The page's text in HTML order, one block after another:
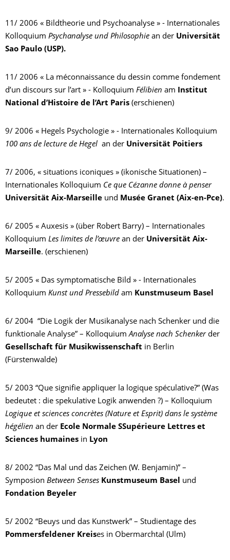
11/ 2006 « Bildtheorie und Psychoanalyse » - Internationales
Kolloquium Psychanalyse und Philosophie an der Universität
Sao Paulo (USP).
11/ 2006 « La méconnaissance du dessin comme fondement
d’un discours sur l’art » - Kolloquium Félibien am Institut
National d’Histoire de l’Art Paris (erschienen)
9/ 2006 « Hegels Psychologie » - Internationales Kolloquium
100 ans de lecture de Hegel an der Universität Poitiers
7/ 2006, « situations iconiques » (ikonische Situationen) –
Internationales Kolloquium Ce que Cézanne donne à penser
Universität Aix-Marseille und Musée Granet (Aix-en-Pce).
6/ 2005 « Auxesis » (über Robert Barry) – Internationales
Kolloquium Les limites de l’œuvre an der Universität Aix-
Marseille. (erschienen)
5/ 2005 « Das symptomatische Bild » - Internationales
Kolloquium Kunst und Pressebild am Kunstmuseum Basel
6/ 2004 “Die Logik der Musikanalyse nach Schenker und die
funktionale Analyse” – KolloquiumAnalyse nach Schenkerder
Gesellschaft für Musikwissenschaft in Berlin
(Fürstenwalde)
5/ 2003 “Que signifie appliquer la logique spéculative?” (Was
bedeutet : die spekulative Logik anwenden ?) – Kolloquium
Logique et sciences concrètes (Nature et Esprit) dans le système
hégélien an der Ecole Normale SSupérieure Lettres et
Sciences humaines in Lyon
8/ 2002 “Das Mal und das Zeichen (W. Benjamin)” –
Symposion Between Senses Kunstmuseum Basel und
Fondation Beyeler
5/ 2002 “Beuys und das Kunstwerk” – Studientage des
Pommersfeldener Kreises in Obermarchtal (Ulm)